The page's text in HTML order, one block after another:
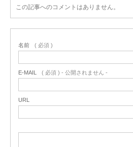
この記事へのコメントはありません。
名前 ( 必須 )
E-MAIL ( 必須 ) - 公開されません -
URL